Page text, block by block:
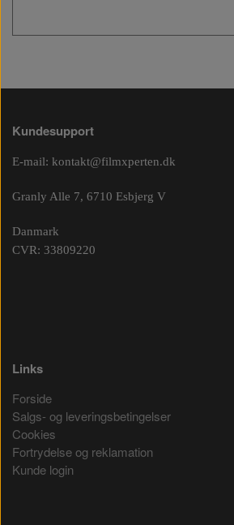
Kundesupport
E-mail: kontakt@filmxperten.dk
Granly Alle 7, 6710 Esbjerg V
Danmark
CVR: 33809220
Links
Forside
Salgs- og leveringsbetingelser
Cookies
Fortrydelse og reklamation
Kunde login